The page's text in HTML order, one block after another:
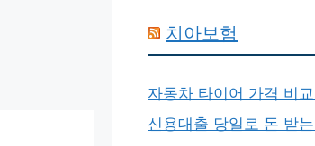
치아보험
자동차 타이어 가격 비
신용대출 당일로 돈 받